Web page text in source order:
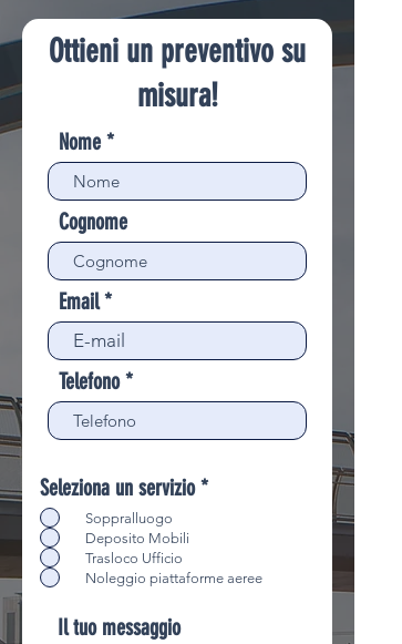
Ottieni un preventivo su
misura!
Nome
Cognome
Email
Telefono
Seleziona un servizio *
Soppralluogo
Deposito Mobili
Trasloco Ufficio
Noleggio piattaforme aeree
Il tuo messaggio